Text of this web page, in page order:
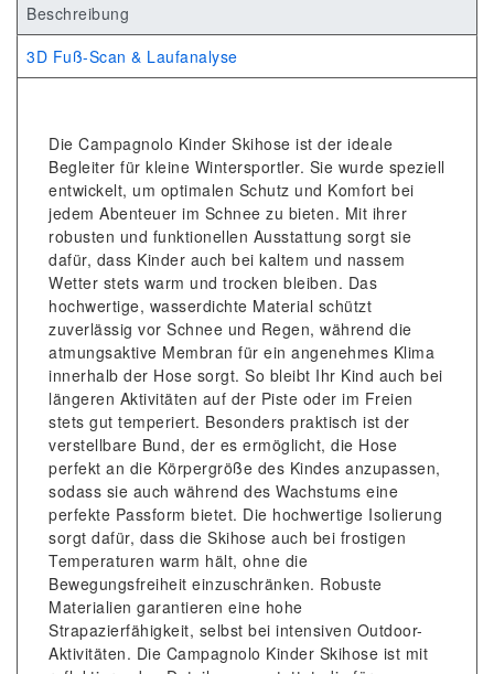
Beschreibung
3D Fuß-Scan & Laufanalyse
Die Campagnolo Kinder Skihose ist der ideale
Begleiter für kleine Wintersportler. Sie wurde speziell
entwickelt, um optimalen Schutz und Komfort bei
jedem Abenteuer im Schnee zu bieten. Mit ihrer
robusten und funktionellen Ausstattung sorgt sie
dafür, dass Kinder auch bei kaltem und nassem
Wetter stets warm und trocken bleiben. Das
hochwertige, wasserdichte Material schützt
zuverlässig vor Schnee und Regen, während die
atmungsaktive Membran für ein angenehmes Klima
innerhalb der Hose sorgt. So bleibt Ihr Kind auch bei
längeren Aktivitäten auf der Piste oder im Freien
stets gut temperiert. Besonders praktisch ist der
verstellbare Bund, der es ermöglicht, die Hose
perfekt an die Körpergröße des Kindes anzupassen,
sodass sie auch während des Wachstums eine
perfekte Passform bietet. Die hochwertige Isolierung
sorgt dafür, dass die Skihose auch bei frostigen
Temperaturen warm hält, ohne die
Bewegungsfreiheit einzuschränken. Robuste
Materialien garantieren eine hohe
Strapazierfähigkeit, selbst bei intensiven Outdoor-
Aktivitäten. Die Campagnolo Kinder Skihose ist mit